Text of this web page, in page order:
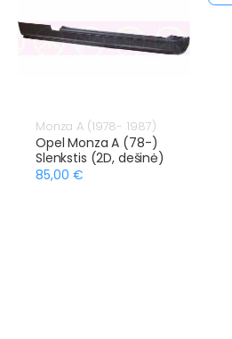
Monza A (1978- 1987)
Opel Monza A (78-)
Slenkstis (2D, dešinė)
85,00 €